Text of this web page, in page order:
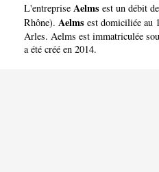
L'entreprise Aelms est un débit
Rhône). Aelms est domiciliée au
Arles. Aelms est immatriculée
a été créé en 2014.